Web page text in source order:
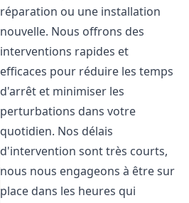
réparation ou une installation
nouvelle. Nous offrons des
interventions rapides et
efficaces pour réduire les temps
d'arrêt et minimiser les
perturbations dans votre
quotidien. Nos délais
d'intervention sont très courts,
nous nous engageons à être sur
place dans les heures qui